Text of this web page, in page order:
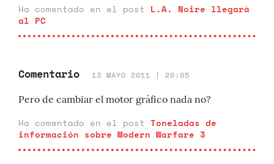
Ha comentado en el post L.A. Noire llegará
al PC
Comentario 13 MAYO 2011 | 20:05
Pero de cambiar el motor gráfico nada no?
Ha comentado en el post Toneladas de
información sobre Modern Warfare 3